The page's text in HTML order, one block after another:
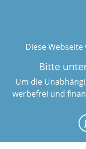
Diese
Bitte
Um die
werbefrei und